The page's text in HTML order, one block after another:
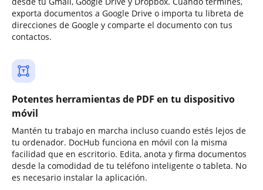
exporta documentos a Google Drive o importa tu libreta de
direcciones de Google y comparte el documento con tus
contactos.
Potentes herramientas de PDF en tu dispositivo
móvil
Mantén tu trabajo en marcha incluso cuando estés lejos de
tu ordenador. DocHub funciona en móvil con la misma
facilidad que en escritorio. Edita, anota y firma documentos
desde la comodidad de tu teléfono inteligente o tableta. No
es necesario instalar la aplicación.